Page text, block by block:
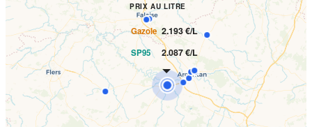
PRIX AU LITRE
Gazole 2.193 €/L
SP95 2.087 €/L